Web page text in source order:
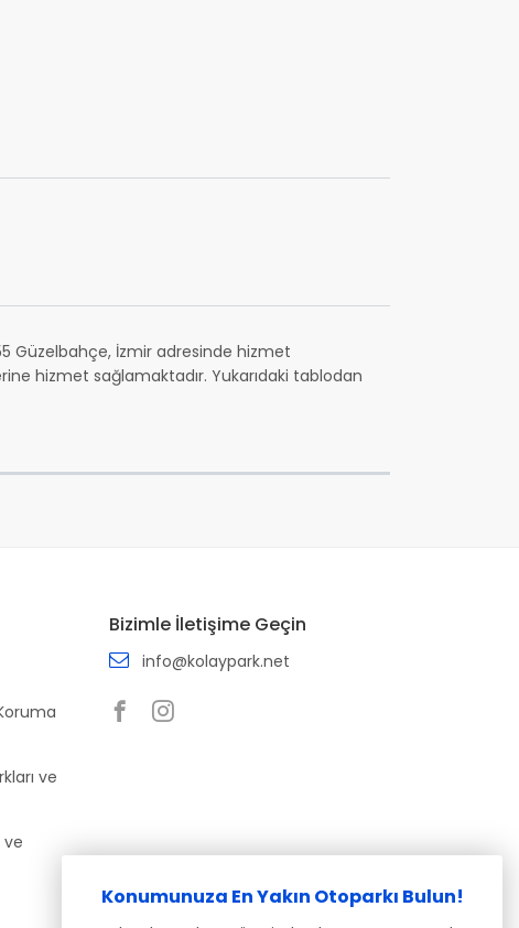
Güzelbahçe, İzmir adresinde hizmet
hizmet sağlamaktadır. Yukarıdaki tablodan
ve
ve
Bizimle İletişime Geçin
info@kolaypark.net
Konumunuza En Yakın Otoparkı Bulun!